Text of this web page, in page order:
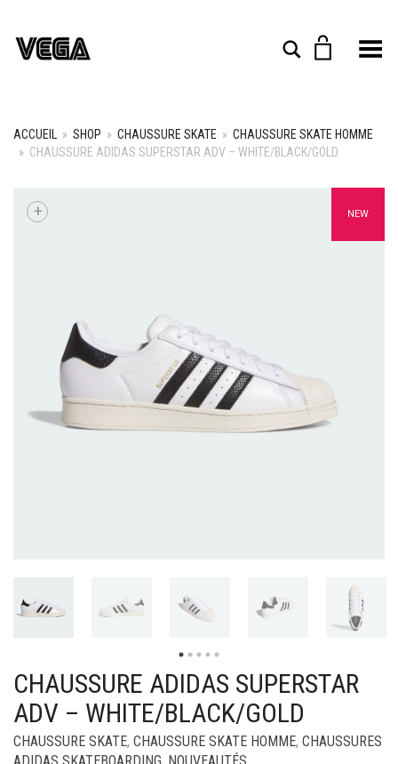
Rechercher
Toggle Menu
ACCUEIL » SHOP » CHAUSSURE SKATE » CHAUSSURE SKATE HOMME
» CHAUSSURE ADIDAS SUPERSTAR ADV – WHITE/BLACK/GOLD
NEW
+
CHAUSSURE ADIDAS SUPERSTAR
ADV – WHITE/BLACK/GOLD
CHAUSSURE SKATE, CHAUSSURE SKATE HOMME, CHAUSSURES